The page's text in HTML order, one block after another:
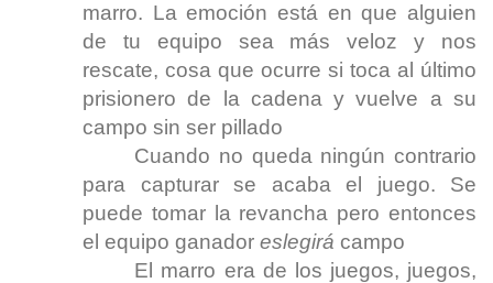
marro. La emoción está en que alguien
de tu equipo sea más veloz y nos
rescate, cosa que ocurre si toca al último
prisionero de la cadena y vuelve a su
campo sin ser pillado
Cuando no queda ningún contrario
para capturar se acaba el juego. Se
puede tomar la revancha pero entonces
el equipo ganador eslegirá campo
El marro era de los juegos, juegos,